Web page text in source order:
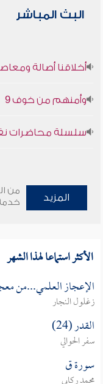
البث المباشر
أخلاقنا أصالة
وأمنهم من خوف 9
سلسلة محاضرات
المزيد
من
الأكثر استماعا لهذا الشهر
الإعجاز العلمي...من
زغلول النجار
القدر (24)
سفر الحوالي
سورة ق